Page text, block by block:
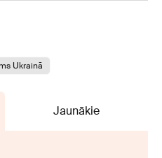
Ukrainā
Jaunākie